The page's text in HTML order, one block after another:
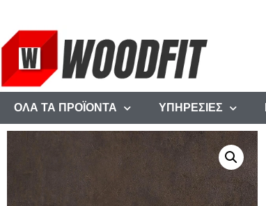
ΟΛΑ ΤΑ ΠΡΟΪΟΝΤΑ ΥΠΗΡΕΣΙΕΣ